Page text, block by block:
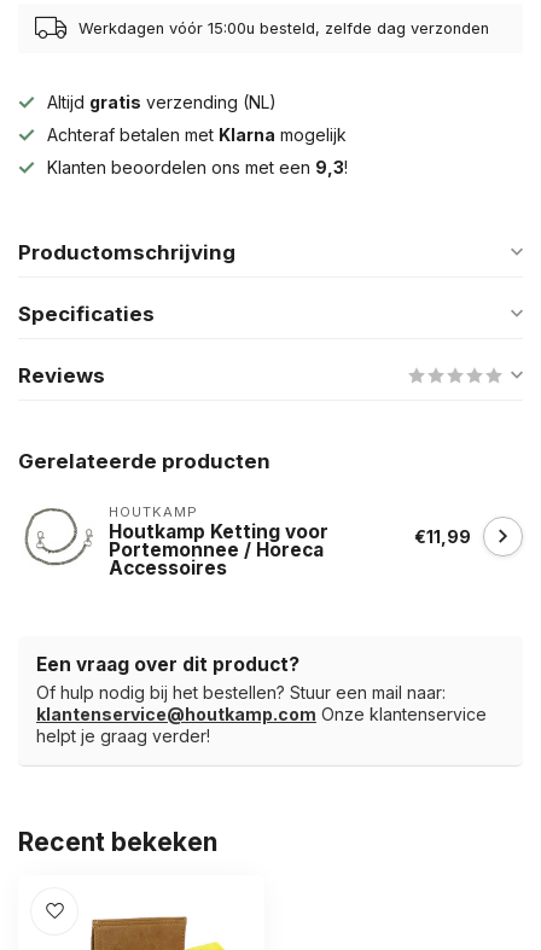
Werkdagen vóór 15:00u besteld, zelfde dag verzonden
Altijd gratis verzending (NL)
Achteraf betalen met Klarna mogelijk
Klanten beoordelen ons met een 9,3!
Productomschrijving
Specificaties
Reviews
Gerelateerde producten
HOUTKAMP
Houtkamp Ketting voor
Portemonnee / Horeca
Accessoires
€11,99
Een vraag over dit product?
Of hulp nodig bij het bestellen? Stuur een mail naar:
klantenservice@houtkamp.com Onze klantenservice
helpt je graag verder!
Recent bekeken